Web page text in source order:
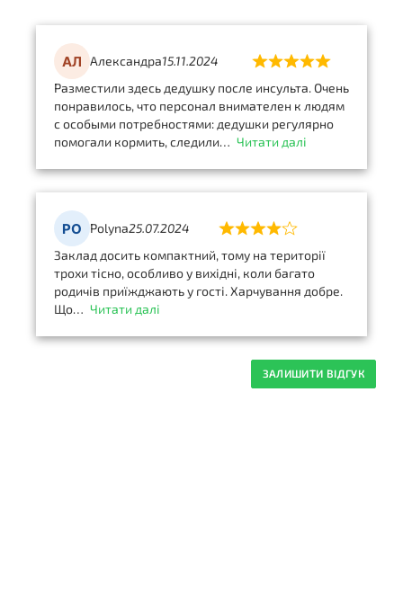
15.11.2024
Разместили здесь дедушку после инсульта. Очень
понравилось, что персонал внимателен к людям
с особыми потребностями: дедушки регулярно
помогали кормить, следили
Читати далі
Александра
25.07.2024
Заклад досить компактний, тому на території
трохи тісно, особливо у вихідні, коли багато
родичів приїжджають у гості. Харчування добре.
Що
Читати далі
Polyna
ЗАЛИШИТИ ВІДГУК